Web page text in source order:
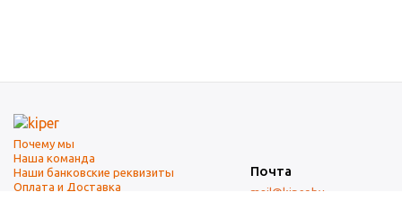
Почему мы
Наша команда
Наши банковские реквизиты
Оплата и Доставка
Почта
mail@kiper.by